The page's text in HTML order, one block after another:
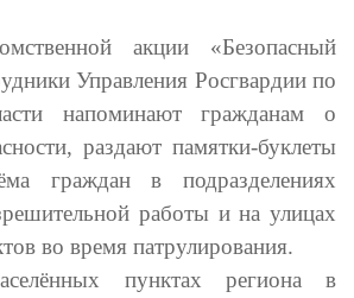
акции «Безопасный
Управления Росгвардии по
напоминают гражданам о
раздают памятки-буклеты
граждан в подразделениях
работы и на улицах
во время патрулирования.
пунктах региона в